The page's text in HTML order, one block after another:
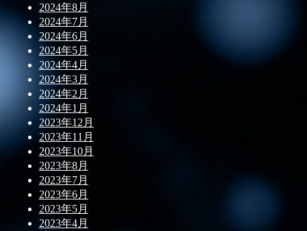
2024年8月
2024年7月
2024年6月
2024年5月
2024年4月
2024年3月
2024年2月
2024年1月
2023年12月
2023年11月
2023年10月
2023年8月
2023年7月
2023年6月
2023年5月
2023年4月